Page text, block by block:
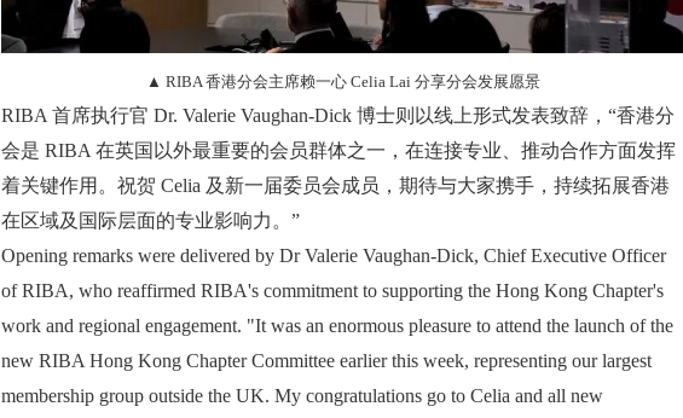
▲ RIBA 香港分会主席赖一心 Celia Lai 分享分会发展愿景
RIBA 首席执行官 Dr. Valerie Vaughan‑Dick 博士则以线上形式发表致辞，“香港分
会是 RIBA 在英国以外最重要的会员群体之一，在连接专业、推动合作方面发挥
着关键作用。祝贺 Celia 及新一届委员会成员，期待与大家携手，持续拓展香港
在区域及国际层面的专业影响力。”
Opening remarks were delivered by Dr Valerie Vaughan‑Dick, Chief Executive Officer
of RIBA, who reaffirmed RIBA's commitment to supporting the Hong Kong Chapter's
work and regional engagement. "It was an enormous pleasure to attend the launch of the
new RIBA Hong Kong Chapter Committee earlier this week, representing our largest
membership group outside the UK. My congratulations go to Celia and all new